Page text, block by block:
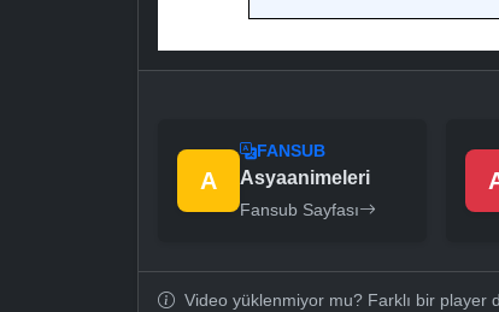
A
FANSUB
Asyaanimeleri
Fansub Sayfası
Video yüklenmiyor mu? Farklı bir player